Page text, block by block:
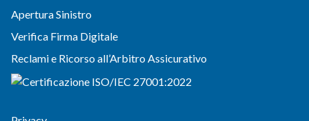
Apertura Sinistro
Verifica Firma Digitale
Reclami e Ricorso all’Arbitro Assicurativo